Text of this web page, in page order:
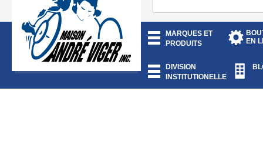
MARQUES ET
PRODUITS
EN
DIVISION
INSTITUTIONELLE